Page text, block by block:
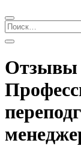
Найти:
Отзывы